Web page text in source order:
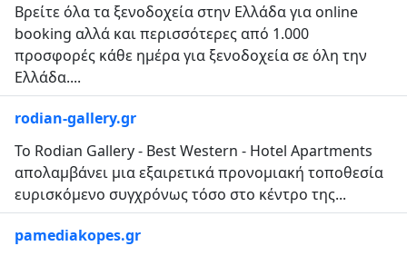
Βρείτε όλα τα ξενοδοχεία στην Ελλάδα για online
booking αλλά και περισσότερες από 1.000
προσφορές κάθε ημέρα για ξενοδοχεία σε όλη την
Ελλάδα....
rodian-gallery.gr
To Rodian Gallery - Best Western - Hotel Apartments
απολαμβάνει μια εξαιρετικά προνομιακή τοποθεσία
ευρισκόμενο συγχρόνως τόσο στο κέντρο της...
pamediakopes.gr